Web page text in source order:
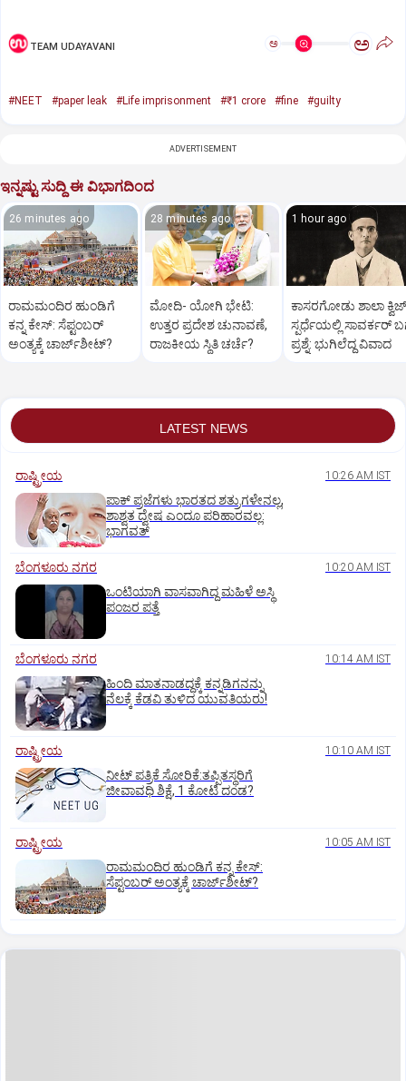
TEAM UDAYAVANI ಅ ಅ
#NEET #paper leak #Life imprisonment #₹1 crore #fine #guilty
ADVERTISEMENT
ಇನ್ನಷ್ಟು ಸುದ್ದಿ ಈ ವಿಭಾಗದಿಂದ
26 minutes ago
ರಾಮಮಂದಿರ ಹುಂಡಿಗೆ
ಕನ್ನ ಕೇಸ್‌: ಸೆಪ್ಟಂಬರ್‌
ಅಂತ್ಯಕ್ಕೆ ಚಾರ್ಜ್‌ಶೀಟ್‌?
28 minutes ago
ಮೋದಿ- ಯೋಗಿ ಭೇಟಿ:
ಉತ್ತರ ಪ್ರದೇಶ ಚುನಾವಣೆ,
ರಾಜಕೀಯ ಸ್ಥಿತಿ ಚರ್ಚೆ?
1 hour ago
ಕಾಸರಗೋಡು ಶಾಲಾ ಕ್ವಿಜ್‌
ಸ್ಪರ್ಧೆಯಲ್ಲಿ ಸಾವರ್ಕರ್‌
ಪ್ರಶ್ನೆ: ಭುಗಿಲೆದ್ದ ವಿವಾದ
LATEST NEWS
ರಾಷ್ಟ್ರೀಯ 10:26 AM IST
ಪಾಕ್‌ ಪ್ರಜೆಗಳು ಭಾರತದ ಶತ್ರುಗಳೇನಲ್ಲ,
ಶಾಶ್ವತ ದ್ವೇಷ ಎಂದೂ ಪರಿಹಾರವಲ್ಲ:
ಭಾಗವತ್‌
ಬೆಂಗಳೂರು ನಗರ 10:20 AM IST
ಒಂಟಿಯಾಗಿ ವಾಸವಾಗಿದ್ದ ಮಹಿಳೆ ಅಸ್ಥಿ
ಪಂಜರ ಪತ್ತೆ
ಬೆಂಗಳೂರು ನಗರ 10:14 AM IST
ಹಿಂದಿ ಮಾತನಾಡದ್ದಕ್ಕೆ ಕನ್ನಡಿಗನನ್ನು
ನೆಲಕ್ಕೆ ಕೆಡವಿ ತುಳಿದ ಯುವತಿಯರು!
ರಾಷ್ಟ್ರೀಯ 10:10 AM IST
ನೀಟ್‌ ಪತ್ರಿಕೆ ಸೋರಿಕೆ:ತಪ್ಪಿತಸ್ಥರಿಗೆ
ಜೀವಾವಧಿ ಶಿಕ್ಷೆ, 1 ಕೋಟಿ ದಂಡ?
ರಾಷ್ಟ್ರೀಯ 10:05 AM IST
ರಾಮಮಂದಿರ ಹುಂಡಿಗೆ ಕನ್ನ ಕೇಸ್‌:
ಸೆಪ್ಟಂಬರ್‌ ಅಂತ್ಯಕ್ಕೆ ಚಾರ್ಜ್‌ಶೀಟ್‌?